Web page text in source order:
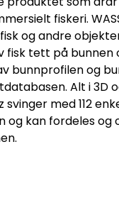
fiskeri.
og andre
fisk tett på bunnen
bunnprofilen og
Alt i 3D
svinger med 112
og kan fordeles